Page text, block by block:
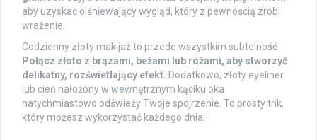
aby uzyskać olśniewający wygląd, który z pewnością zrobi
wrażenie.
Codzienny złoty makijaż to przede wszystkim subtelność.
Połącz złoto z brązami, beżami lub różami, aby stworzyć
delikatny, rozświetlający efekt. Dodatkowo, złoty eyeliner
lub cień nałożony w wewnętrznym kąciku oka
natychmiastowo odświeży Twoje spojrzenie. To prosty trik,
który możesz wykorzystać każdego dnia!